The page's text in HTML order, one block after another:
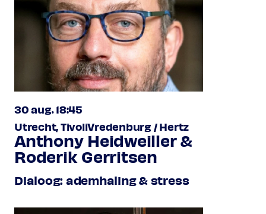
30 aug. 18:45
Utrecht, TivoliVredenburg / Hertz
Anthony Heidweiller &
Roderik Gerritsen
Dialoog: ademhaling & stress